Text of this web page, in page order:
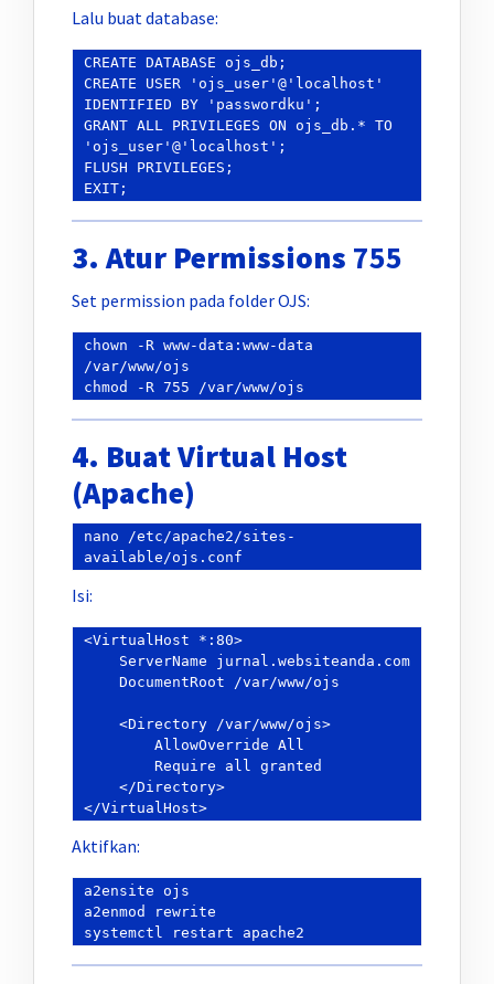
Lalu buat database:
CREATE DATABASE ojs_db;
CREATE USER 'ojs_user'@'localhost'
IDENTIFIED BY 'passwordku';
GRANT ALL PRIVILEGES ON ojs_db.* TO
'ojs_user'@'localhost';
FLUSH PRIVILEGES;
3. Atur Permissions 755
Set permission pada folder OJS:
chown -R www-data:www-data
/var/www/ojs
4. Buat Virtual Host
(Apache)
nano /etc/apache2/sites-
Isi:
<VirtualHost *:80>
Aktifkan:
a2ensite ojs
a2enmod rewrite